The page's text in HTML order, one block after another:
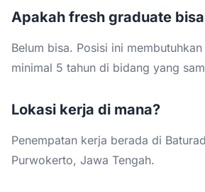
Apakah fresh graduate
Belum bisa. Posisi ini
minimal 5 tahun di bidang yang
Lokasi kerja di mana?
Penempatan kerja berada di
Purwokerto, Jawa Tengah.